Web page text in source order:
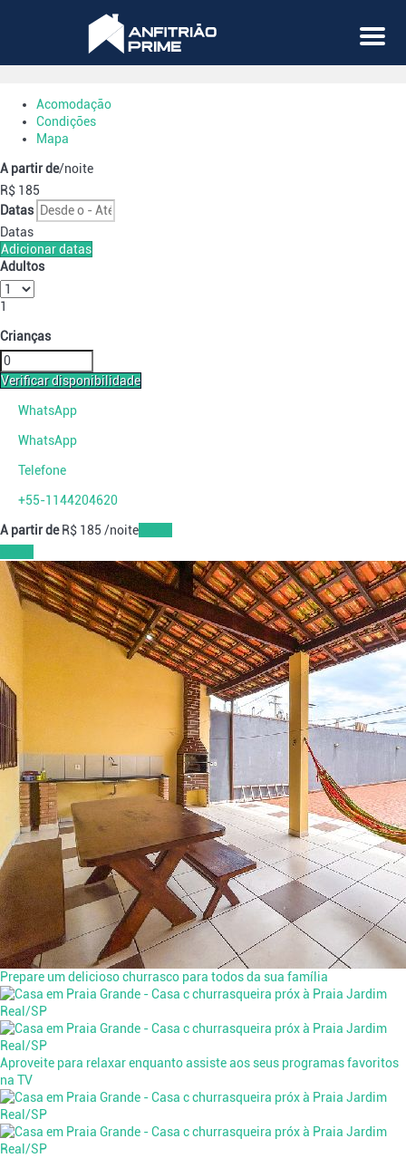
Menu
Acomodação
Condições
Mapa
A partir de/noite
R$ 185
Datas
Datas
Adicionar datas
Adultos
1
Crianças
Verificar disponibilidade
WhatsApp
WhatsApp
Telefone
+55-1144204620
A partir deR$ 185 /noite
Prepare um delicioso churrasco para todos da sua família
Aproveite para relaxar enquanto assiste aos seus programas favoritos
na TV